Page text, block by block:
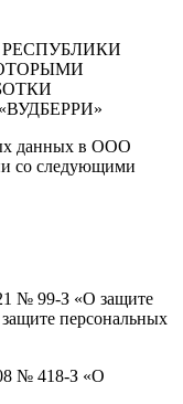
данных в ООО
со следующими
№ 99-З «О защите
персональных
№ 418-З «О